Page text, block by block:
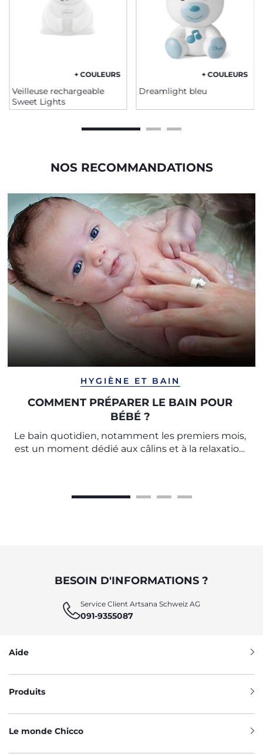
+ COULEURS
Veilleuse rechargeable
Sweet Lights
+ COULEURS
Dreamlight bleu
NOS RECOMMANDATIONS
HYGIÈNE ET BAIN
COMMENT PRÉPARER LE BAIN POUR
BÉBÉ ?
Le bain quotidien, notamment les premiers mois,
est un moment dédié aux câlins et à la relaxation
BESOIN D'INFORMATIONS ?
Service Client Artsana Schweiz AG
091-9355087
Aide
Produits
Le monde Chicco